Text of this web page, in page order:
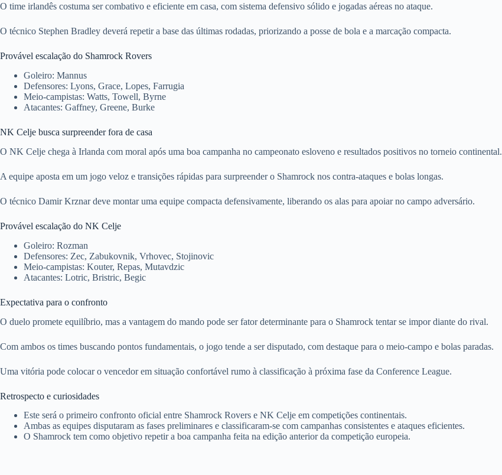
O time irlandês costuma ser combativo e eficiente em casa, com sistema defensivo sólido e jogadas aéreas no ataque.
O técnico Stephen Bradley deverá repetir a base das últimas rodadas, priorizando a posse de bola e a marcação compacta.
Provável escalação do Shamrock Rovers
Goleiro: Mannus
Defensores: Lyons, Grace, Lopes, Farrugia
Meio-campistas: Watts, Towell, Byrne
Atacantes: Gaffney, Greene, Burke
NK Celje busca surpreender fora de casa
O NK Celje chega à Irlanda com moral após uma boa campanha no campeonato esloveno e resultados positivos no torneio continental.
A equipe aposta em um jogo veloz e transições rápidas para surpreender o Shamrock nos contra-ataques e bolas longas.
O técnico Damir Krznar deve montar uma equipe compacta defensivamente, liberando os alas para apoiar no campo adversário.
Provável escalação do NK Celje
Goleiro: Rozman
Defensores: Zec, Zabukovnik, Vrhovec, Stojinovic
Meio-campistas: Kouter, Repas, Mutavdzic
Atacantes: Lotric, Bristric, Begic
Expectativa para o confronto
O duelo promete equilíbrio, mas a vantagem do mando pode ser fator determinante para o Shamrock tentar se impor diante do rival.
Com ambos os times buscando pontos fundamentais, o jogo tende a ser disputado, com destaque para o meio-campo e bolas paradas.
Uma vitória pode colocar o vencedor em situação confortável rumo à classificação à próxima fase da Conference League.
Retrospecto e curiosidades
Este será o primeiro confronto oficial entre Shamrock Rovers e NK Celje em competições continentais.
Ambas as equipes disputaram as fases preliminares e classificaram-se com campanhas consistentes e ataques eficientes.
O Shamrock tem como objetivo repetir a boa campanha feita na edição anterior da competição europeia.